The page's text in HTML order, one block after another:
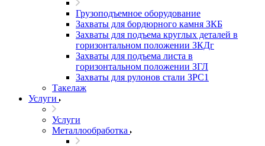
Грузоподъемное оборудование
Захваты для бордюрного камня ЗКБ
Захваты для подъема круглых деталей в
горизонтальном положении ЗКДг
Захваты для подъема листа в
горизонтальном положении ЗГЛ
Захваты для рулонов стали ЗРС1
Такелаж
Услуги
Услуги
Металлообработка